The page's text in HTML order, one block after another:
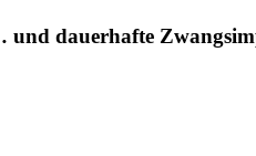
dauerhafte